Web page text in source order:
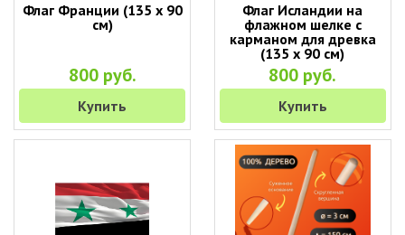
Флаг Франции (135 х 90
см)
800 руб.
Купить
Флаг Исландии на
флажном шелке с
карманом для древка
(135 х 90 см)
800 руб.
Купить